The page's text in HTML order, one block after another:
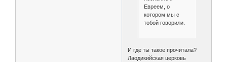
Евреем, о
котором мы с
тобой говорили.
И где ты такое прочитала?
Лаодикийская церковь